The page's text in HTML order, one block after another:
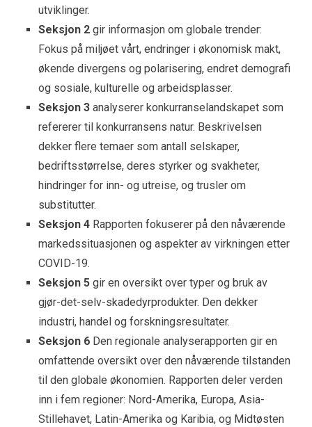
utviklinger.
Seksjon 2 gir informasjon om globale trender:
Fokus på miljøet vårt, endringer i økonomisk makt,
økende divergens og polarisering, endret demografi
og sosiale, kulturelle og arbeidsplasser.
Seksjon 3 analyserer konkurranselandskapet som
refererer til konkurransens natur. Beskrivelsen
dekker flere temaer som antall selskaper,
bedriftsstørrelse, deres styrker og svakheter,
hindringer for inn- og utreise, og trusler om
substitutter.
Seksjon 4 Rapporten fokuserer på den nåværende
markedssituasjonen og aspekter av virkningen etter
COVID-19.
Seksjon 5 gir en oversikt over typer og bruk av
gjør-det-selv-skadedyrprodukter. Den dekker
industri, handel og forskningsresultater.
Seksjon 6 Den regionale analyserapporten gir en
omfattende oversikt over den nåværende tilstanden
til den globale økonomien. Rapporten deler verden
inn i fem regioner: Nord-Amerika, Europa, Asia-
Stillehavet, Latin-Amerika og Karibia, og Midtøsten